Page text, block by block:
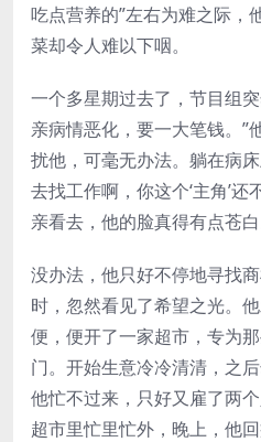
吃点营养的”左右为难之际，
菜却令人难以下咽。
一个多星期过去了，节目组
亲病情恶化，要一大笔钱。”
扰他，可毫无办法。躺在病
去找工作啊，你这个‘主角’还
亲看去，他的脸真得有点苍白
没办法，他只好不停地寻找
时，忽然看见了希望之光。
便，便开了一家超市，专为
门。开始生意冷冷清清，之
他忙不过来，只好又雇了两
超市里忙里忙外，晚上，他